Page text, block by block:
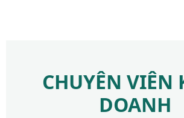
CHUYÊN VIÊN
DOANH